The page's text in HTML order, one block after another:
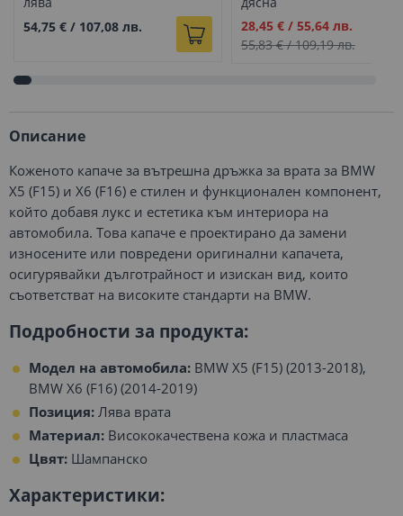
54,75 € / 107,08 лв.
Промо
цена
28,45 €/ 55,64 лв.
55,83 €/109,19 лв.
Описание
Коженото капаче за вътрешна дръжка за врата за BMW
X5 (F15) и X6 (F16) е стилен и функционален компонент,
който добавя лукс и естетика към интериора на
автомобила. Това капаче е проектирано да замени
износените или повредени оригинални капачета,
осигурявайки дълготрайност и изискан вид, които
съответстват на високите стандарти на BMW.
Подробности за продукта:
Модел на автомобила: BMW X5 (F15) (2013-2018),
BMW X6 (F16) (2014-2019)
Позиция: Лява врата
Материал: Висококачествена кожа и пластмаса
Цвят: Шампанско
Характеристики: